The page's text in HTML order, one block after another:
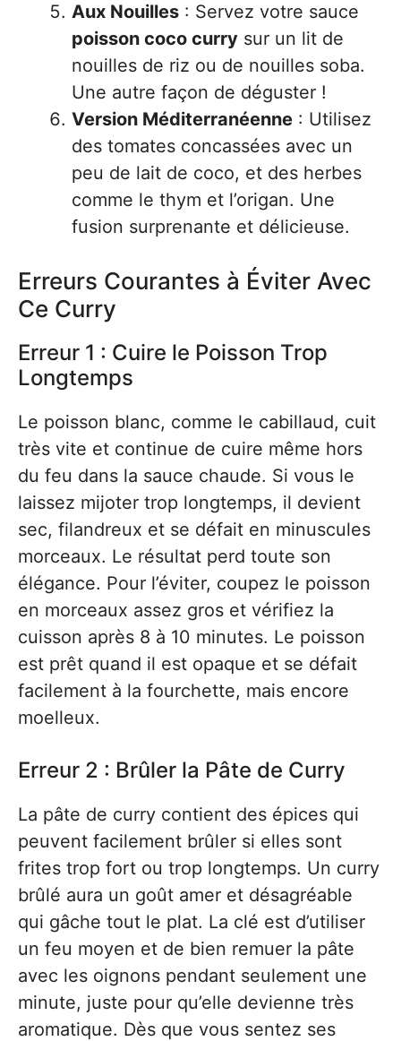
Aux Nouilles : Servez votre sauce
poisson coco curry sur un lit de
nouilles de riz ou de nouilles soba.
Une autre façon de déguster !
Version Méditerranéenne : Utilisez
des tomates concassées avec un
peu de lait de coco, et des herbes
comme le thym et l’origan. Une
fusion surprenante et délicieuse.
Erreurs Courantes à Éviter Avec
Ce Curry
Erreur 1 : Cuire le Poisson Trop
Longtemps
Le poisson blanc, comme le cabillaud, cuit
très vite et continue de cuire même hors
du feu dans la sauce chaude. Si vous le
laissez mijoter trop longtemps, il devient
sec, filandreux et se défait en minuscules
morceaux. Le résultat perd toute son
élégance. Pour l’éviter, coupez le poisson
en morceaux assez gros et vérifiez la
cuisson après 8 à 10 minutes. Le poisson
est prêt quand il est opaque et se défait
facilement à la fourchette, mais encore
moelleux.
Erreur 2 : Brûler la Pâte de Curry
La pâte de curry contient des épices qui
peuvent facilement brûler si elles sont
frites trop fort ou trop longtemps. Un curry
brûlé aura un goût amer et désagréable
qui gâche tout le plat. La clé est d’utiliser
un feu moyen et de bien remuer la pâte
avec les oignons pendant seulement une
minute, juste pour qu’elle devienne très
aromatique. Dès que vous sentez ses